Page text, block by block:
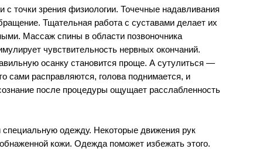
точки зрения физиологии. Точечные надавливания
Тщательная работа с суставами делает их
Массаж спины в области позвоночника
чувствительность нервных окончаний.
осанку становится проще. А сутулиться —
сами расправляются, голова поднимается, и
после процедуры ощущает расслабленность
одежду. Некоторые движения рук
кожи. Одежда поможет избежать этого.